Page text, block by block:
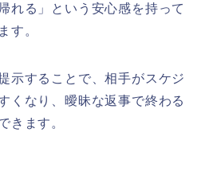
れる」という安心感を持って
す。
示することで、相手がスケジ
くなり、曖昧な返事で終わる
きます。